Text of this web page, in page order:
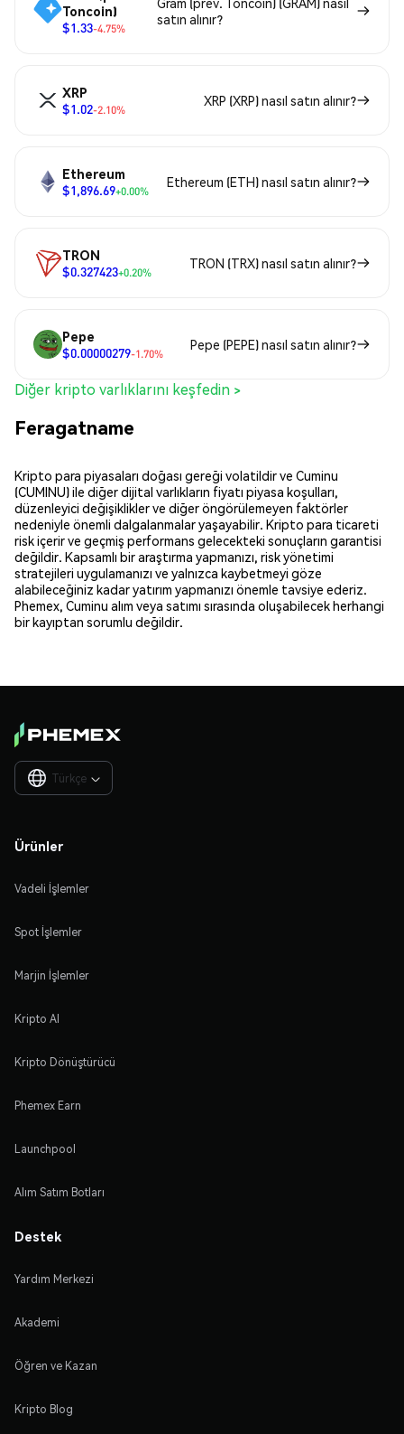
Toncoin)
$1.33-4.75%
satın alınır?
XRP
$1.02-2.10%
XRP (XRP) nasıl satın alınır?
Ethereum
$1,896.69+0.00%
Ethereum (ETH) nasıl satın alınır?
TRON
$0.327423+0.20%
TRON (TRX) nasıl satın alınır?
Pepe
$0.00000279-1.70%
Pepe (PEPE) nasıl satın alınır?
Diğer kripto varlıklarını keşfedin >
Feragatname
Kripto para piyasaları doğası gereği volatildir ve Cuminu
(CUMINU) ile diğer dijital varlıkların fiyatı piyasa koşulları,
düzenleyici değişiklikler ve diğer öngörülemeyen faktörler
nedeniyle önemli dalgalanmalar yaşayabilir. Kripto para ticareti
risk içerir ve geçmiş performans gelecekteki sonuçların garantisi
değildir. Kapsamlı bir araştırma yapmanızı, risk yönetimi
stratejileri uygulamanızı ve yalnızca kaybetmeyi göze
alabileceğiniz kadar yatırım yapmanızı önemle tavsiye ederiz.
Phemex, Cuminu alım veya satımı sırasında oluşabilecek herhangi
bir kayıptan sorumlu değildir.
Türkçe 
Ürünler
Vadeli İşlemler
Spot İşlemler
Marjin İşlemler
Kripto Al
Kripto Dönüştürücü
Phemex Earn
Launchpool
Alım Satım Botları
Destek
Yardım Merkezi
Akademi
Öğren ve Kazan
Kripto Blog